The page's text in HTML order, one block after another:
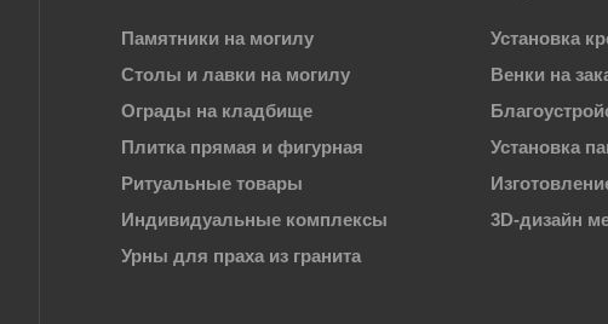
Памятники на могилу
Столы и лавки на могилу
Ограды на кладбище
Плитка прямая и фигурная
Ритуальные товары
Индивидуальные комплексы
Урны для праха из гранита
Установка
Венки на
Установка
3D-дизайн